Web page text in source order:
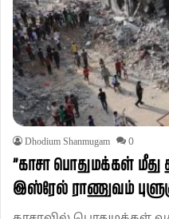
Dhodium Shanmugam 0
”காசா பொதுமக்கள்
இஸ்ரேல் ராணுவம்